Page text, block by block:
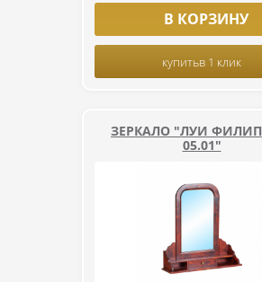
В КОРЗИНУ
купитьв 1 клик
ЗЕРКАЛО "ЛУИ
05.01"